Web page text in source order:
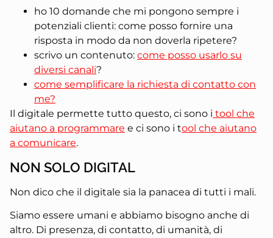
ho 10 domande che mi pongono sempre i
potenziali clienti: come posso fornire una
risposta in modo da non doverla ripetere?
scrivo un contenuto: come posso usarlo su
diversi canali?
come semplificare la richiesta di contatto con
me?
Il digitale permette tutto questo, ci sono i tool che
aiutano a programmare e ci sono i tool che aiutano
a comunicare.
NON SOLO DIGITAL
Non dico che il digitale sia la panacea di tutti i mali.
Siamo essere umani e abbiamo bisogno anche di
altro. Di presenza, di contatto, di umanità, di